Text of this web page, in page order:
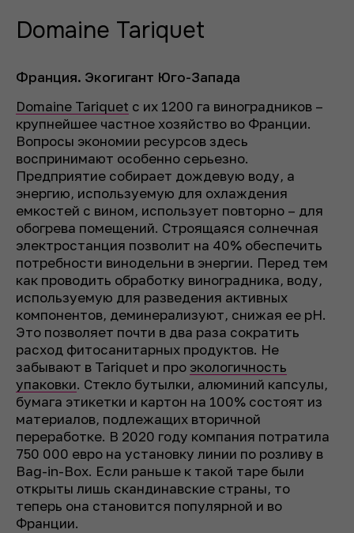
Domaine Tariquet
Франция. Экогигант Юго-Запада
Domaine Tariquet с их 1200 га виноградников –
крупнейшее частное хозяйство во Франции.
Вопросы экономии ресурсов здесь
воспринимают особенно серьезно.
Предприятие собирает дождевую воду, а
энергию, используемую для охлаждения
емкостей с вином, использует повторно – для
обогрева помещений. Строящаяся солнечная
электростанция позволит на 40% обеспечить
потребности винодельни в энергии. Перед тем
как проводить обработку виноградника, воду,
используемую для разведения активных
компонентов, деминерализуют, снижая ее pH.
Это позволяет почти в два раза сократить
расход фитосанитарных продуктов. Не
забывают в Tariquet и про экологичность
упаковки. Стекло бутылки, алюминий капсулы,
бумага этикетки и картон на 100% состоят из
материалов, подлежащих вторичной
переработке. В 2020 году компания потратила
750 000 евро на установку линии по розливу в
Bag-in-Box. Если раньше к такой таре были
открыты лишь скандинавские страны, то
теперь она становится популярной и во
Франции.